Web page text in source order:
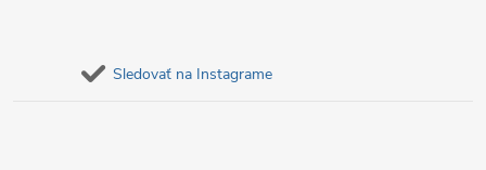
Sledovať na Instagrame